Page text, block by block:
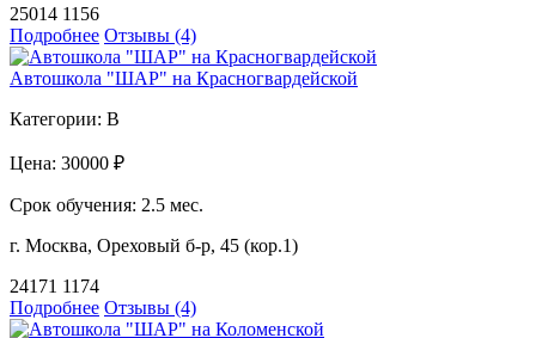
25014 1156
Подробнее Отзывы (4)
Автошкола "ШАР" на Красногвардейской
Категории: B
Цена: 30000 ₽
Срок обучения: 2.5 мес.
г. Москва, Ореховый б-р, 45 (кор.1)
24171 1174
Подробнее Отзывы (4)